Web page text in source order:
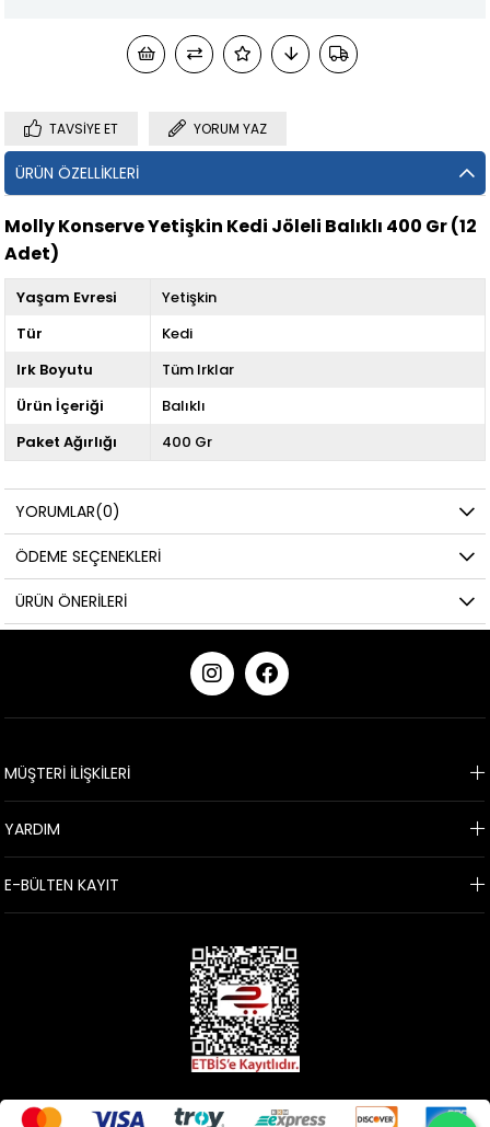
TAVSIYE ET YORUM YAZ
ÜRÜN ÖZELLIKLERI
Molly Konserve Yetişkin Kedi Jöleli Balıklı 400 Gr (12
Adet)
Yaşam Evresi
Yetişkin
Tür
Kedi
Irk Boyutu
Tüm Irklar
Ürün İçeriği
Balıklı
Paket Ağırlığı
400 Gr
YORUMLAR(0)
ÖDEME SEÇENEKLERI
ÜRÜN ÖNERILERI
MÜŞTERİ İLİŞKİLERİ
YARDIM
E-BÜLTEN KAYIT